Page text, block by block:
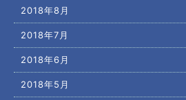
2018年8月
2018年7月
2018年6月
2018年5月